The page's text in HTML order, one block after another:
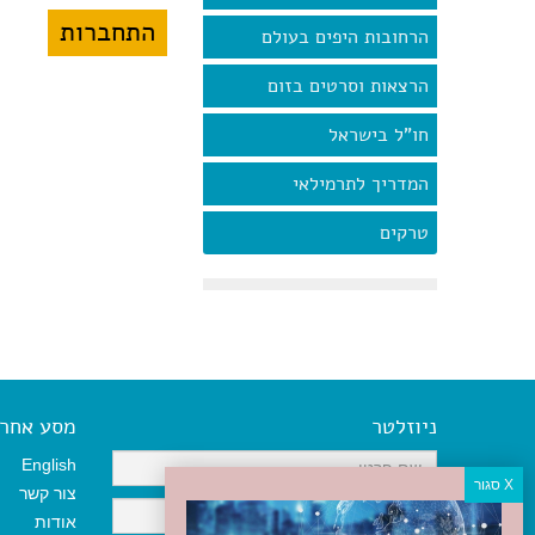
הרחובות היפים בעולם
הרצאות וסרטים בזום
חו"ל בישראל
המדריך לתרמילאי
טרקים
ניוזלטר מסע אחר
English
צור קשר
אודות